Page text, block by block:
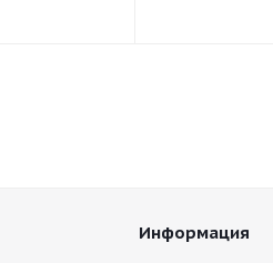
Информация